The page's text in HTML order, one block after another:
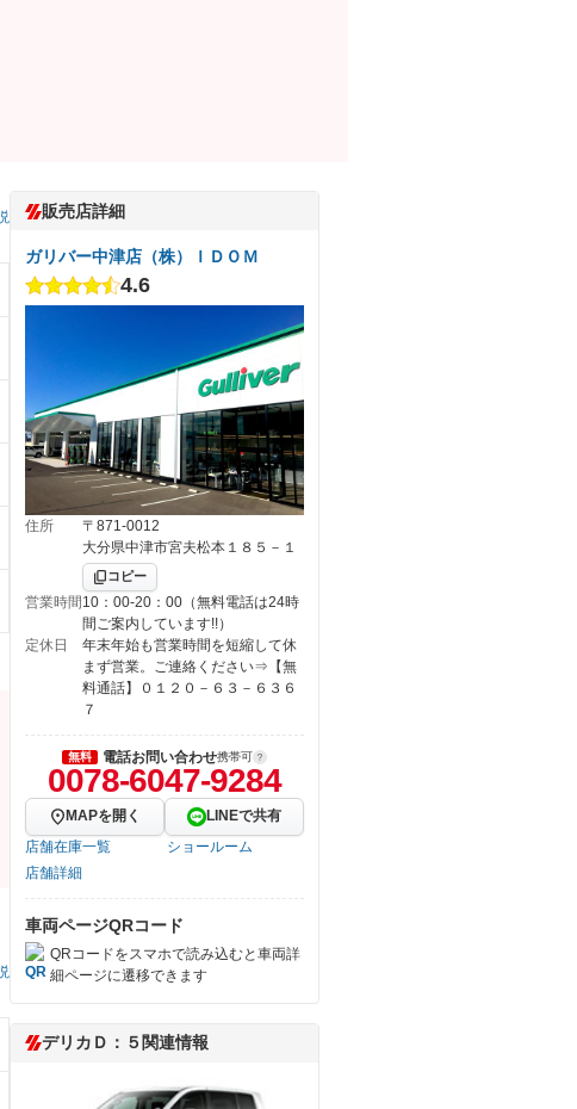
販売店詳細
ガリバー中津店（株）ＩＤＯＭ
4.6
住所
〒871-0012
大分県中津市宮夫松本１８５－１
コピー
営業時間10：00-20：00（無料電話は24時
間ご案内しています!!）
定休日
年末年始も営業時間を短縮して休
まず営業。ご連絡ください⇒【無
料通話】０１２０－６３－６３６
７
無料 電話お問い合わせ携帯可
0078-6047-9284
MAPを開く
LINEで共有
店舗在庫一覧
ショールーム
店舗詳細
車両ページQRコード
QRコードをスマホで読み込むと車両詳
細ページに遷移できます
デリカＤ：５関連情報